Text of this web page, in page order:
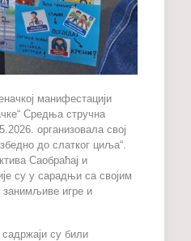
манифестацији
Средња стручна
организовала свој
до слатког циља“.
Саобраћај и
су у сарадњи са својим
игре и
садржаји су били